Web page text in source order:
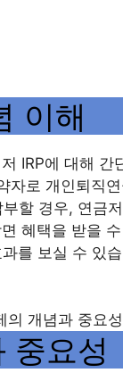
이해
IRP에 대해 간
로 개인퇴직
할 경우, 연금
혜택을 받을
를 보실 수 있
의 개념과 중요성
중요성